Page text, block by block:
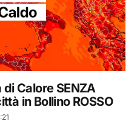
Calore SENZA
in Bollino ROSSO